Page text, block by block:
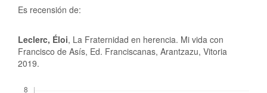
Es recensión de:
Leclerc, Éloi, La Fraternidad en herencia. Mi vida con
Francisco de Asís, Ed. Franciscanas, Arantzazu, Vitoria
2019.